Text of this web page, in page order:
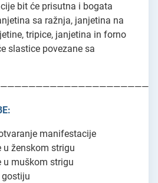
bit će prisutna i bogata
sa ražnja, janjetina na
tripice, janjetina in forno
slastice povezane sa
manifestacije
ženskom strigu
u muškom strigu